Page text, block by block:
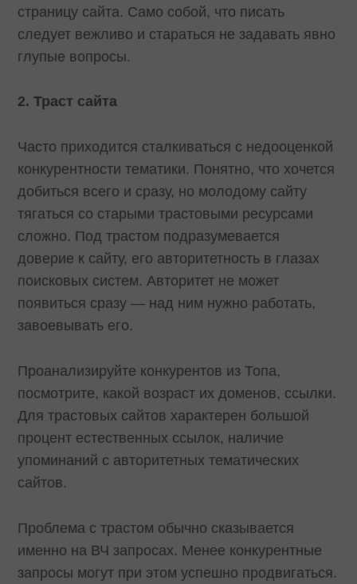
страницу сайта. Само собой, что писать
следует вежливо и стараться не задавать явно
глупые вопросы.
2. Траст сайта
Часто приходится сталкиваться с недооценкой
конкурентности тематики. Понятно, что хочется
добиться всего и сразу, но молодому сайту
тягаться со старыми трастовыми ресурсами
сложно. Под трастом подразумевается
доверие к сайту, его авторитетность в глазах
поисковых систем. Авторитет не может
появиться сразу — над ним нужно работать,
завоевывать его.
Проанализируйте конкурентов из Топа,
посмотрите, какой возраст их доменов, ссылки.
Для трастовых сайтов характерен большой
процент естественных ссылок, наличие
упоминаний с авторитетных тематических
сайтов.
Проблема с трастом обычно сказывается
именно на ВЧ запросах. Менее конкурентные
запросы могут при этом успешно продвигаться.